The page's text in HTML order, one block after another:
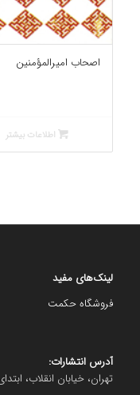
اصحاب امیرالمؤمنین
اطلاعات بیشتر
لینک‌های مفید
فروشگاه حکمت
آدرس انتشارات:
تهران، خیابان انقلاب،